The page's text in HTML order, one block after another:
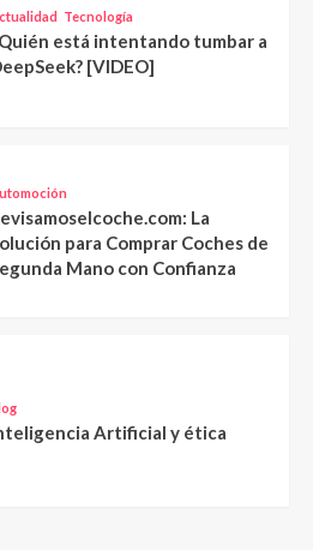
Tecnología
está intentando tumbar a
[VIDEO]
La
para Comprar Coches de
Mano con Confianza
Artificial y ética